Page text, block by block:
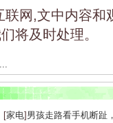
联网,文中内容和
将及时处理。
[家电] 男孩走路看手机断趾